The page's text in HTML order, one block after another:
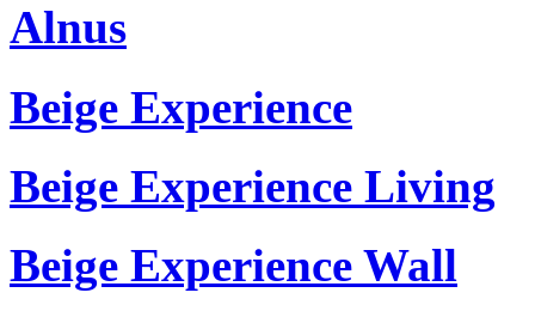
Alnus
Beige Experience
Beige Experience Living
Beige Experience Wall